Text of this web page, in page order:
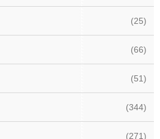
(25)
(66)
(51)
(344)
(271)